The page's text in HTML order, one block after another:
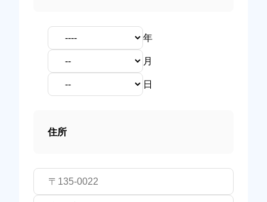
年
月
日
住所